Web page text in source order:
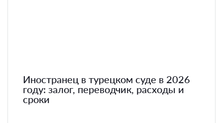
Иностранец в турецком суде в 2026
году: залог, переводчик, расходы и
сроки